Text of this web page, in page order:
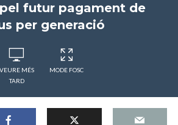
futur pagament de
per generació
VEURE MÉS
TARD
MODE FOSC